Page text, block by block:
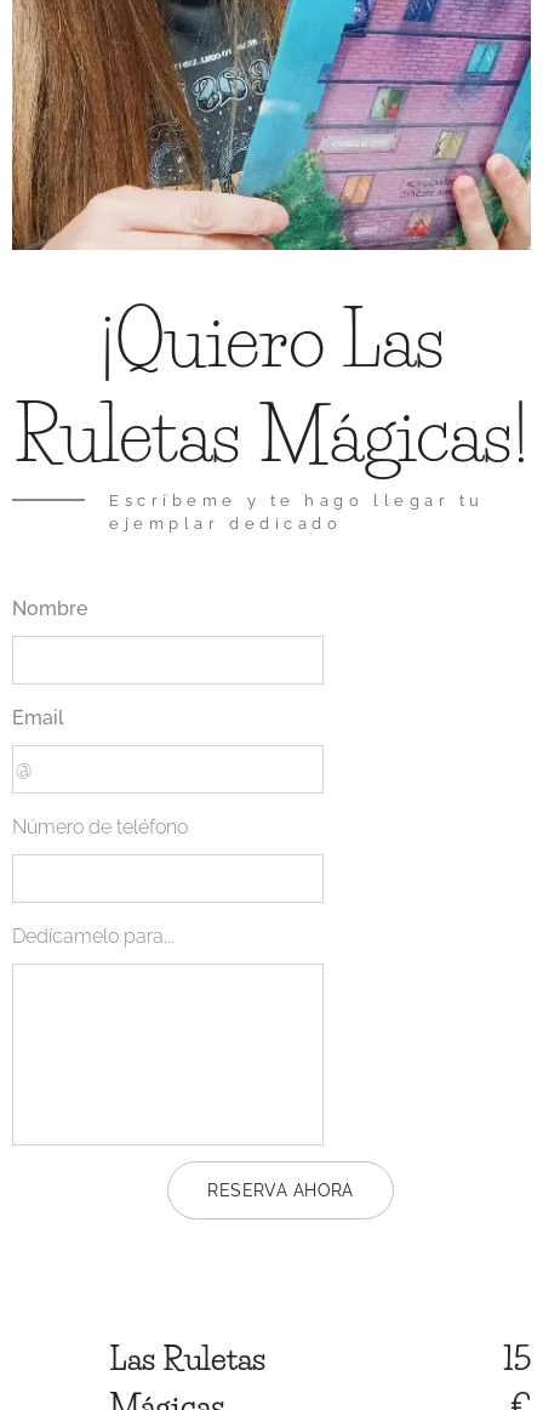
¡Quiero Las
Ruletas Mágicas!
Escríbeme y te hago llegar tu
ejemplar dedicado
Nombre
Email
Número de teléfono
Dedícamelo para...
RESERVA AHORA
Las Ruletas
15